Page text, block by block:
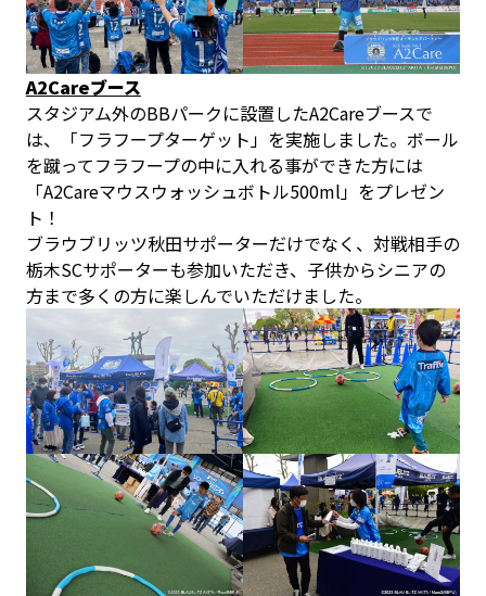
A2Careブース
スタジアム外のBBパークに設置したA2Careブースで
は、「フラフープターゲット」を実施しました。ボール
を蹴ってフラフープの中に入れる事ができた方には
「A2Careマウスウォッシュボトル500ml」をプレゼン
ト！
ブラウブリッツ秋田サポーターだけでなく、対戦相手の
栃木SCサポーターも参加いただき、子供からシニアの
方まで多くの方に楽しんでいただけました。